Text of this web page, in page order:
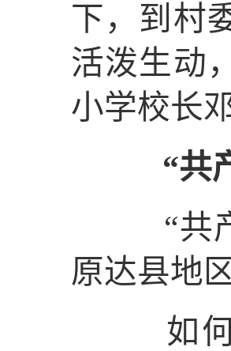
下，到村
活泼生动
小学校长
“共
“共产
原达县地
如何